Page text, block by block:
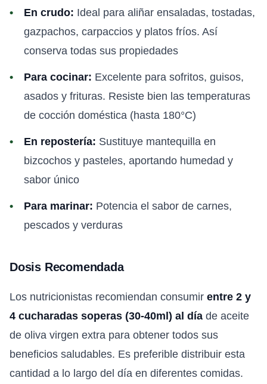
En crudo: Ideal para aliñar ensaladas, tostadas,
gazpachos, carpaccios y platos fríos. Así
conserva todas sus propiedades
Para cocinar: Excelente para sofritos, guisos,
asados y frituras. Resiste bien las temperaturas
de cocción doméstica (hasta 180°C)
En repostería: Sustituye mantequilla en
bizcochos y pasteles, aportando humedad y
sabor único
Para marinar: Potencia el sabor de carnes,
pescados y verduras
Dosis Recomendada
Los nutricionistas recomiendan consumir entre 2 y
4 cucharadas soperas (30-40ml) al día de aceite
de oliva virgen extra para obtener todos sus
beneficios saludables. Es preferible distribuir esta
cantidad a lo largo del día en diferentes comidas.